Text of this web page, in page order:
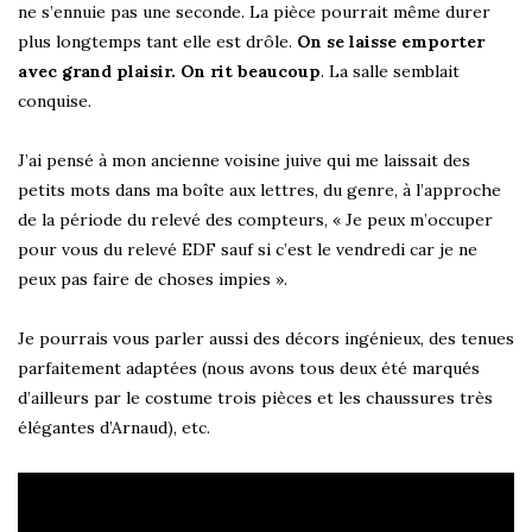
ne s’ennuie pas une seconde. La pièce pourrait même durer
plus longtemps tant elle est drôle. On se laisse emporter
avec grand plaisir. On rit beaucoup. La salle semblait
conquise.
J’ai pensé à mon ancienne voisine juive qui me laissait des
petits mots dans ma boîte aux lettres, du genre, à l’approche
de la période du relevé des compteurs, « Je peux m’occuper
pour vous du relevé EDF sauf si c’est le vendredi car je ne
peux pas faire de choses impies ».
Je pourrais vous parler aussi des décors ingénieux, des tenues
parfaitement adaptées (nous avons tous deux été marqués
d’ailleurs par le costume trois pièces et les chaussures très
élégantes d’Arnaud), etc.